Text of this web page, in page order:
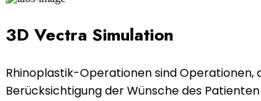
3D Vectra Simulation
Rhinoplastik-Operationen sind Operationen,
Berücksichtigung der Wünsche des